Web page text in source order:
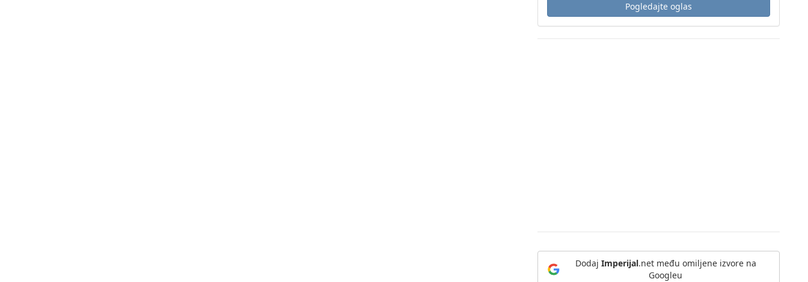
Pogledajte oglas
Dodaj Imperijal.net među omiljene izvore na
Googleu